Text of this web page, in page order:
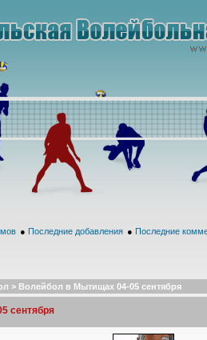
● Последние добавления ● Последние
> Волейбол в Мытищах 04-05 сентября
сентября